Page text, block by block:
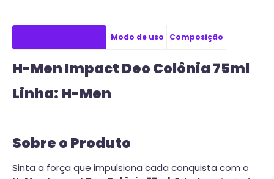
Modo de uso Composição
H-Men Impact Deo Colônia 75ml
Linha: H-Men
Sobre o Produto
Sinta a força que impulsiona cada conquista com o